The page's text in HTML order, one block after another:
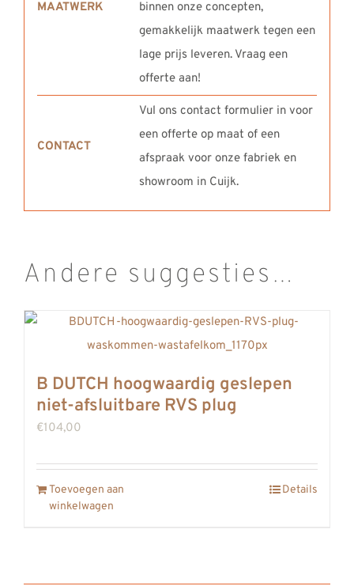
MAATWERK
binnen onze concepten,
gemakkelijk maatwerk tegen een
lage prijs leveren. Vraag een
offerte aan!
CONTACT
Vul ons contact formulier in voor
een offerte op maat of een
afspraak voor onze fabriek en
showroom in Cuijk.
Andere suggesties…
B DUTCH hoogwaardig geslepen
niet-afsluitbare RVS plug
€104,00
Toevoegen aan
winkelwagen
Details